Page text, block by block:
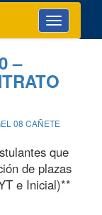
Toggle
navigation
–
08 CAÑETE
que
de plazas
e Inicial)**